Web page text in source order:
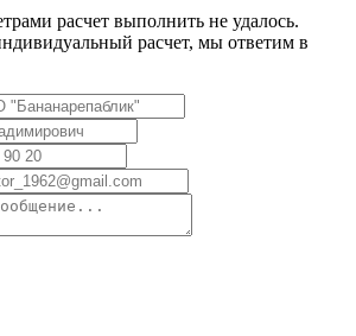
расчет выполнить не удалось.
расчет, мы ответим в